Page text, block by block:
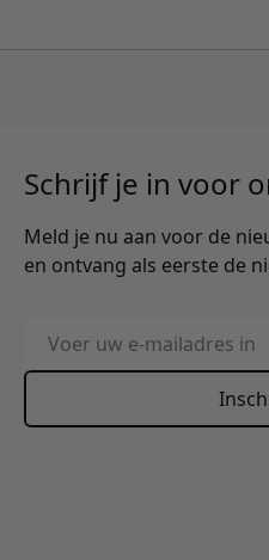
Schrijf je in voor
Meld je nu aan voor de
en ontvang als eerste de
E-mailadres